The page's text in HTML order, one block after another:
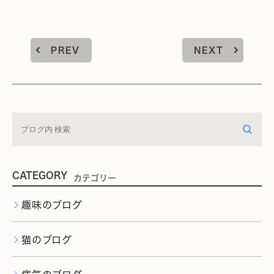
PREV NEXT
CATEGORY カテゴリー
趣味のブログ
猫のブログ